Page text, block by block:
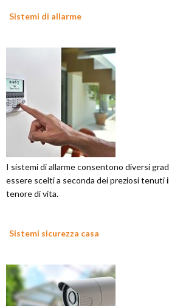
Sistemi di allarme
I sistemi di allarme consentono diversi
essere scelti a seconda dei preziosi tenuti
tenore di vita.
Sistemi sicurezza casa